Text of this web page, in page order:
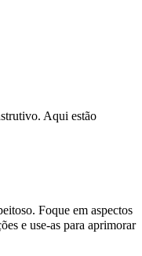
Aqui estão
Foque em aspectos
e use-as para aprimorar